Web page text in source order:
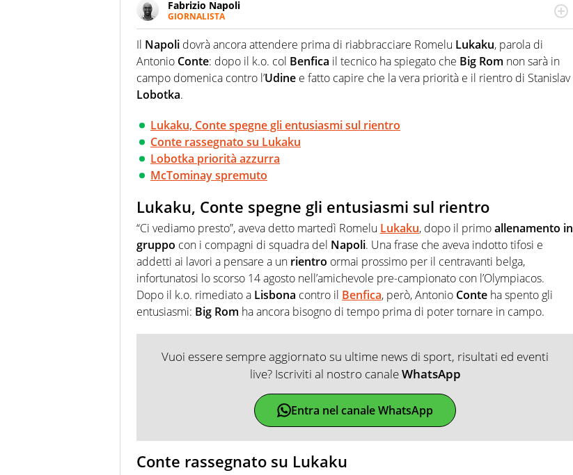
Fabrizio Napoli
GIORNALISTA
Giornalista professionista, per Virgilio Sport segue anche il calcio ma è con la
pallanuoto che esalta competenze e passioni. Cura la comunicazione di HaBaWaBa, il
più grande festival di waterpolo per bambini al mondo
Il Napoli dovrà ancora attendere prima di riabbracciare Romelu Lukaku, parola di
Antonio Conte: dopo il k.o. col Benfica il tecnico ha spiegato che Big Rom non sarà in
campo domenica contro l’Udine e fatto capire che la vera priorità e il rientro di Stanislav
Lobotka.
Lukaku, Conte spegne gli entusiasmi sul rientro
Conte rassegnato su Lukaku
Lobotka priorità azzurra
McTominay spremuto
Lukaku, Conte spegne gli entusiasmi sul rientro
“Ci vediamo presto”, aveva detto martedì Romelu Lukaku, dopo il primoallenamento in
gruppo con i compagni di squadra del Napoli. Una frase che aveva indotto tifosi e
addetti ai lavori a pensare a un rientro ormai prossimo per il centravanti belga,
infortunatosi lo scorso 14 agosto nell’amichevole pre-campionato con l’Olympiacos.
Dopo il k.o. rimediato a Lisbona contro il Benfica, però, Antonio Conte ha spento gli
entusiasmi: Big Rom ha ancora bisogno di tempo prima di poter tornare in campo.
Vuoi essere sempre aggiornato su ultime news di sport, risultati ed eventi
live? Iscriviti al nostro canaleWhatsApp
Entra nel canale WhatsApp
Conte rassegnato su Lukaku